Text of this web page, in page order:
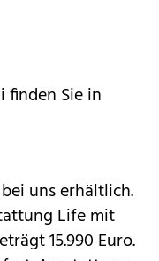
finden Sie in
uns erhältlich.
Life mit
15.990 Euro.